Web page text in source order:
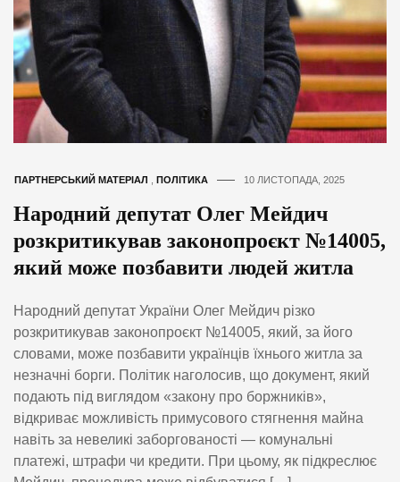
ПАРТНЕРСЬКИЙ МАТЕРІАЛ ПОЛІТИКА 10 ЛИСТОПАДА, 2025
Народний депутат Олег Мейдич
розкритикував законопроєкт №14005,
який може позбавити людей житла
Народний депутат України Олег Мейдич різко
розкритикував законопроєкт №14005, який, за його
словами, може позбавити українців їхнього житла за
незначні борги. Політик наголосив, що документ, який
подають під виглядом «закону про боржників»,
відкриває можливість примусового стягнення майна
навіть за невеликі заборгованості — комунальні
платежі, штрафи чи кредити. При цьому, як підкреслює